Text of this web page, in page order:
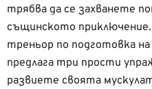
трябва да се захванете
същинското
треньор по подготовка
предлага три прости
развиете своята